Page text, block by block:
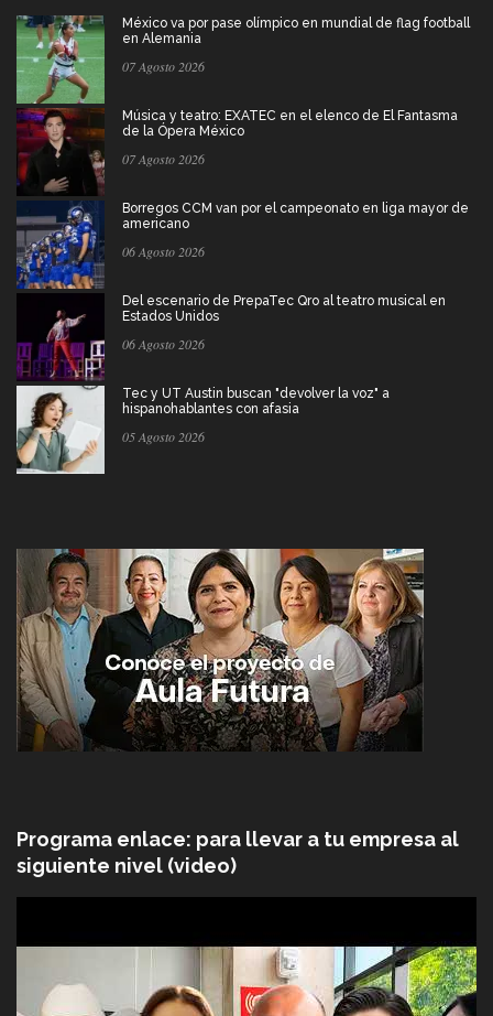
México va por pase olímpico en mundial de flag football
en Alemania
07 Agosto 2026
Música y teatro: EXATEC en el elenco de El Fantasma
de la Ópera México
07 Agosto 2026
Borregos CCM van por el campeonato en liga mayor de
americano
06 Agosto 2026
Del escenario de PrepaTec Qro al teatro musical en
Estados Unidos
06 Agosto 2026
Tec y UT Austin buscan "devolver la voz" a
hispanohablantes con afasia
05 Agosto 2026
Programa enlace: para llevar a tu empresa al
siguiente nivel (video)